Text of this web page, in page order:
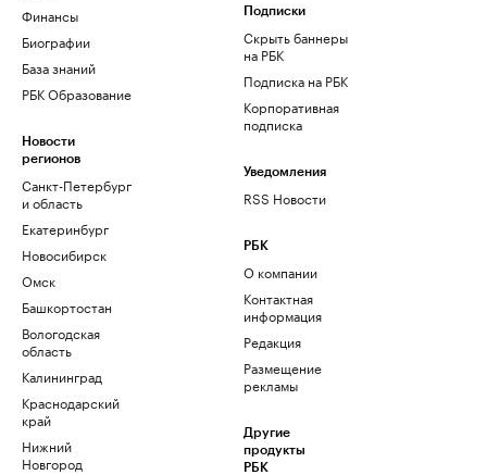
Финансы
Биографии
База знаний
РБК Образование
Новости
регионов
Санкт-Петербург
и область
Екатеринбург
Новосибирск
Омск
Башкортостан
Вологодская
область
Калининград
Краснодарский
край
Нижний
Новгород
Подписки
Скрыть баннеры
на РБК
Подписка на РБК
Корпоративная
подписка
Уведомления
RSS Новости
РБК
О компании
Контактная
информация
Редакция
Размещение
рекламы
Другие
продукты
РБК